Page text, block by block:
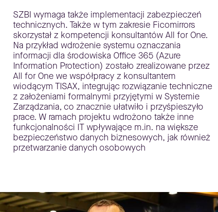
SZBI wymaga także implementacji zabezpieczeń
technicznych. Także w tym zakresie Ficomirrors
skorzystał z kompetencji konsultantów All for One.
Na przykład wdrożenie systemu oznaczania
informacji dla środowiska Office 365 (Azure
Information Protection) zostało zrealizowane przez
All for One we współpracy z konsultantem
wiodącym TISAX, integrując rozwiązanie techniczne
z założeniami formalnymi przyjętymi w Systemie
Zarządzania, co znacznie ułatwiło i przyśpieszyło
prace. W ramach projektu wdrożono także inne
funkcjonalności IT wpływające m.in. na większe
bezpieczeństwo danych biznesowych, jak również
przetwarzanie danych osobowych